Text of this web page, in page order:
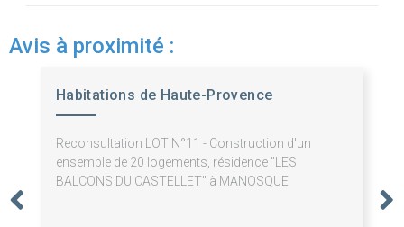
Avis à proximité :
Habitations de Haute-Provence
Reconsultation LOT N°11 - Construction d'un
ensemble de 20 logements, résidence "LES
BALCONS DU CASTELLET" à MANOSQUE